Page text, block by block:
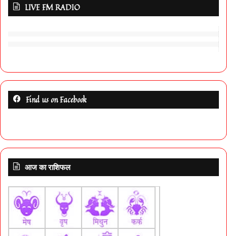
LIVE FM RADIO
Find us on Facebook
आज का राशिफल